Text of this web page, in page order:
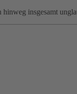
insgesamt